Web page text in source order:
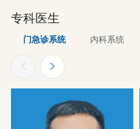
专科医生
门急诊系统 内科系统